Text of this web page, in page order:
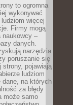
to ogromna
wykonywać
więcej
Firmy mogą
naukowcy –
danych.
narzędzia
poruszanie się
strony, pojawiają
ludziom
dane, na których
za błędy
może samo